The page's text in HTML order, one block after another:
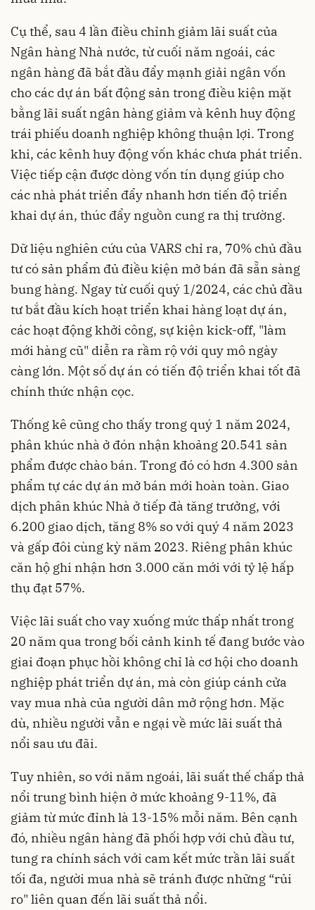
Cụ thể, sau 4 lần điều chỉnh giảm lãi suất của
Ngân hàng Nhà nước, từ cuối năm ngoái, các
ngân hàng đã bắt đầu đẩy mạnh giải ngân vốn
cho các dự án bất động sản trong điều kiện mặt
bằng lãi suất ngân hàng giảm và kênh huy động
trái phiếu doanh nghiệp không thuận lợi. Trong
khi, các kênh huy động vốn khác chưa phát triển.
Việc tiếp cận được dòng vốn tín dụng giúp cho
các nhà phát triển đẩy nhanh hơn tiến độ triển
khai dự án, thúc đẩy nguồn cung ra thị trường.
Dữ liệu nghiên cứu của VARS chỉ ra, 70% chủ đầu
tư có sản phẩm đủ điều kiện mở bán đã sẵn sàng
bung hàng. Ngay từ cuối quý 1/2024, các chủ đầu
tư bắt đầu kích hoạt triển khai hàng loạt dự án,
các hoạt động khởi công, sự kiện kick-off, "làm
mới hàng cũ" diễn ra rầm rộ với quy mô ngày
càng lớn. Một số dự án có tiến độ triển khai tốt đã
chính thức nhận cọc.
Thống kê cũng cho thấy trong quý 1 năm 2024,
phân khúc nhà ở đón nhận khoảng 20.541 sản
phẩm được chào bán. Trong đó có hơn 4.300 sản
phẩm tự các dự án mở bán mới hoàn toàn. Giao
dịch phân khúc Nhà ở tiếp đà tăng trưởng, với
6.200 giao dịch, tăng 8% so với quý 4 năm 2023
và gấp đôi cùng kỳ năm 2023. Riêng phân khúc
căn hộ ghi nhận hơn 3.000 căn mới với tỷ lệ hấp
thụ đạt 57%.
Việc lãi suất cho vay xuống mức thấp nhất trong
20 năm qua trong bối cảnh kinh tế đang bước vào
giai đoạn phục hồi không chỉ là cơ hội cho doanh
nghiệp phát triển dự án, mà còn giúp cánh cửa
vay mua nhà của người dân mở rộng hơn. Mặc
dù, nhiều người vẫn e ngại về mức lãi suất thả
nổi sau ưu đãi.
Tuy nhiên, so với năm ngoái, lãi suất thế chấp thả
nổi trung bình hiện ở mức khoảng 9-11%, đã
giảm từ mức đỉnh là 13-15% mỗi năm. Bên cạnh
đó, nhiều ngân hàng đã phối hợp với chủ đầu tư,
tung ra chính sách với cam kết mức trần lãi suất
tối đa, người mua nhà sẽ tránh được những “rủi
ro" liên quan đến lãi suất thả nổi.